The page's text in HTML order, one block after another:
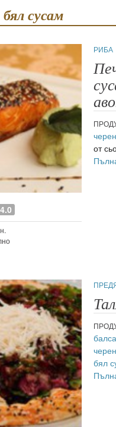
бял сусам
4.0
РИБА
от
бял